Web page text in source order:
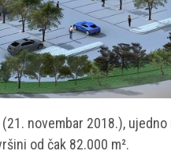
novembar 2018.),
od čak 82.000 m².